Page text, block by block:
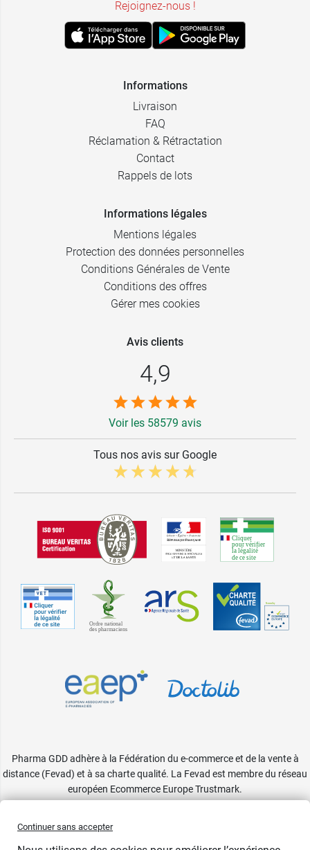
Rejoignez-nous !
Informations
Livraison
FAQ
Réclamation & Rétractation
Contact
Rappels de lots
Informations légales
Mentions légales
Protection des données personnelles
Conditions Générales de Vente
Conditions des offres
Gérer mes cookies
Avis clients
4,9
Voir les 58579 avis
Tous nos avis sur Google
Pharma GDD adhère à la Fédération du e-commerce et de la vente à
distance (Fevad) et à sa charte qualité. La Fevad est membre du réseau
européen Ecommerce Europe Trustmark.
Continuer sans accepter